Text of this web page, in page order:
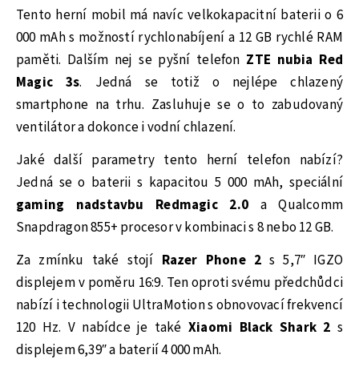
Tento herní mobil má navíc velkokapacitní baterii o 6
000 mAh s možností rychlonabíjení a 12 GB rychlé RAM
paměti. Dalším nej se pyšní telefon ZTE nubia Red
Magic 3s. Jedná se totiž o nejlépe chlazený
smartphone na trhu. Zasluhuje se o to zabudovaný
ventilátor a dokonce i vodní chlazení.
Jaké další parametry tento herní telefon nabízí?
Jedná se o baterii s kapacitou 5 000 mAh, speciální
gaming nadstavbu Redmagic 2.0 a Qualcomm
Snapdragon 855+ procesor v kombinaci s 8 nebo 12 GB.
Za zmínku také stojí Razer Phone 2s 5,7″ IGZO
displejem v poměru 16:9. Ten oproti svému předchůdci
nabízí i technologii UltraMotion s obnovovací frekvencí
120 Hz. V nabídce je také Xiaomi Black Shark 2 s
displejem 6,39″ a baterií 4 000 mAh.